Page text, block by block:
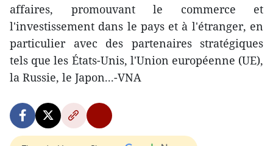
affaires, promouvant le commerce et
l'investissement dans le pays et à l'étranger, en
particulier avec des partenaires stratégiques
tels que les États-Unis, l'Union européenne (UE),
la Russie, le Japon...-VNA